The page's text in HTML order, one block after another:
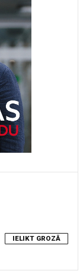
IELIKT GROZĀ